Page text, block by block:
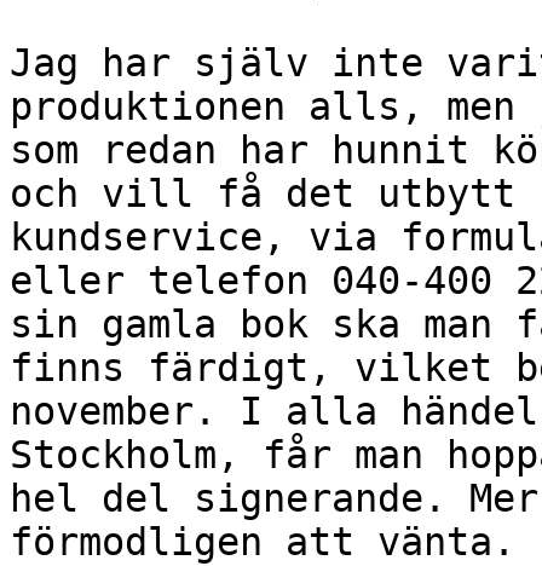
Jag har själv inte
produktionen alls,
som redan har hunnit
och vill få det utbytt
kundservice, via
eller telefon 040-400
sin gamla bok ska
finns färdigt, vilket
november. I alla
Stockholm, får man
hel del signerande.
förmodligen att vänta.